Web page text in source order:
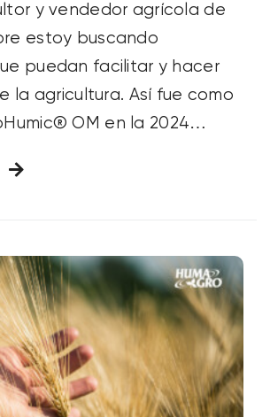
y vendedor agrícola de
estoy buscando
puedan facilitar y hacer
la agricultura. Así fue como
OM en la 2024
a Huma. Mientras
cuando mi padre mencionó